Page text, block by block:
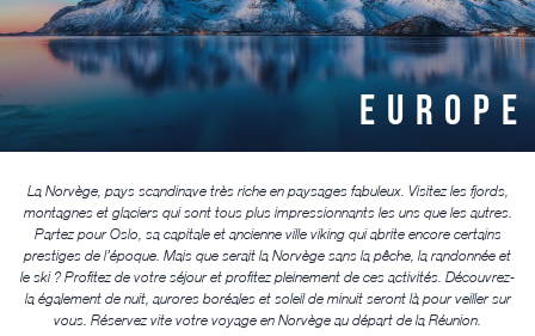
EUROPE
La Norvège, pays scandinave très riche en paysages fabuleux. Visitez les fjords,
montagnes et glaciers qui sont tous plus impressionnants les uns que les autres.
Partez pour Oslo, sa capitale et ancienne ville viking qui abrite encore certains
prestiges de l’époque. Mais que serait la Norvège sans la pêche, la randonnée et
le ski ? Profitez de votre séjour et profitez pleinement de ces activités. Découvrez-
la également de nuit, aurores boréales et soleil de minuit seront là pour veiller sur
vous. Réservez vite votre voyage en Norvège au départ de la Réunion.